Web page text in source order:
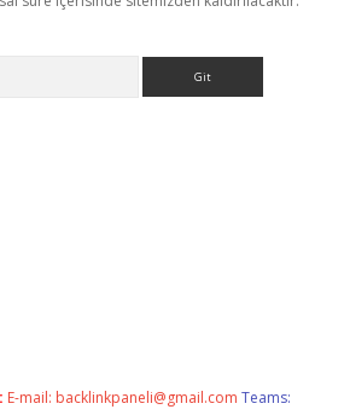
E-mail: backlinkpaneli@gmail.com Teams: